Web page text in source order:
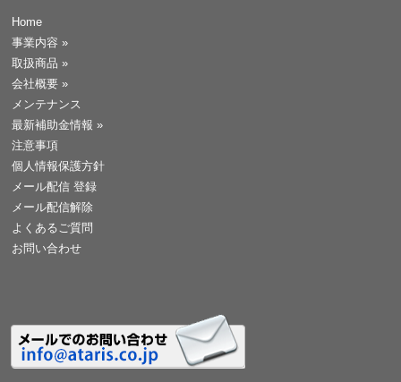
Home
事業内容 »
取扱商品 »
会社概要 »
メンテナンス
最新補助金情報 »
注意事項
個人情報保護方針
メール配信 登録
メール配信解除
よくあるご質問
お問い合わせ